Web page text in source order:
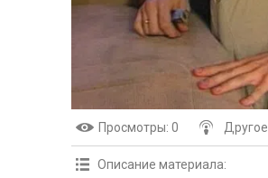
Просмотры: 0 Другое
Описание материала: